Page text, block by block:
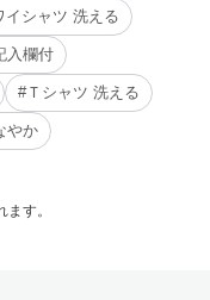
イシャツ 洗える
入欄付
#Ｔシャツ 洗える
やか
す。